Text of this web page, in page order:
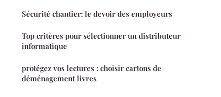
Sécurité chantier: le devoir des employeurs
Top critères pour sélectionner un distributeur
informatique
protégez vos lectures : choisir cartons de
déménagement livres